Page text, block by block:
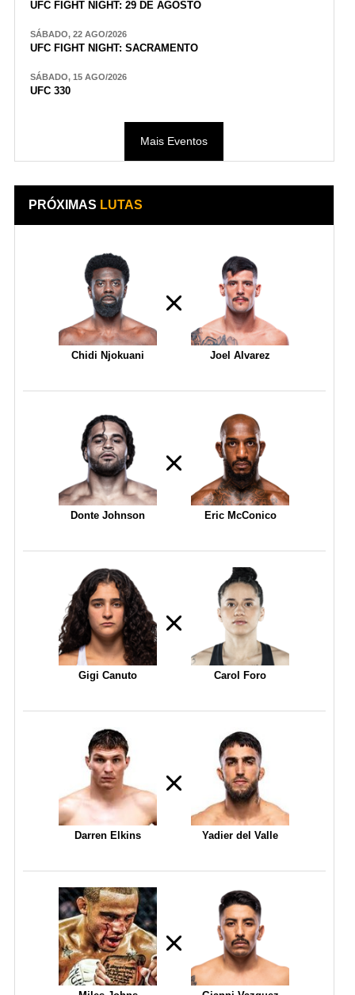
UFC FIGHT NIGHT: 29 DE AGOSTO
SÁBADO, 22 AGO/2026
UFC FIGHT NIGHT: SACRAMENTO
SÁBADO, 15 AGO/2026
UFC 330
Mais Eventos
PRÓXIMAS LUTAS
Chidi Njokuani Joel Alvarez
Donte Johnson Eric McConico
Gigi Canuto Carol Foro
Darren Elkins Yadier del Valle